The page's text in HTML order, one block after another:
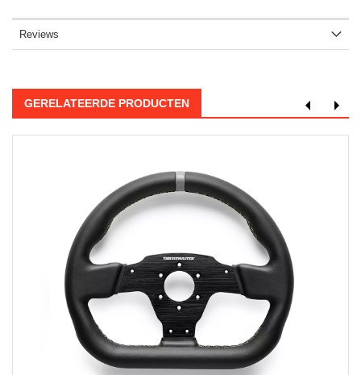
Reviews
GERELATEERDE PRODUCTEN